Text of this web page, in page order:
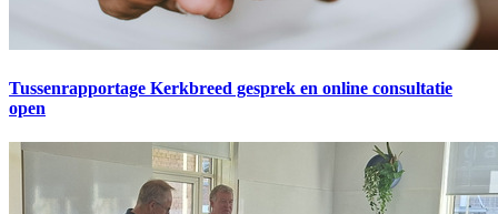
Tussenrapportage Kerkbreed gesprek en online consultatie
open